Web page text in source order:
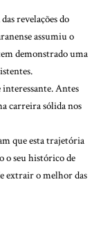
revelações do
assumiu o
demonstrado uma
Antes
carreira sólida nos
que esta trajetória
o seu histórico de
extrair o melhor das